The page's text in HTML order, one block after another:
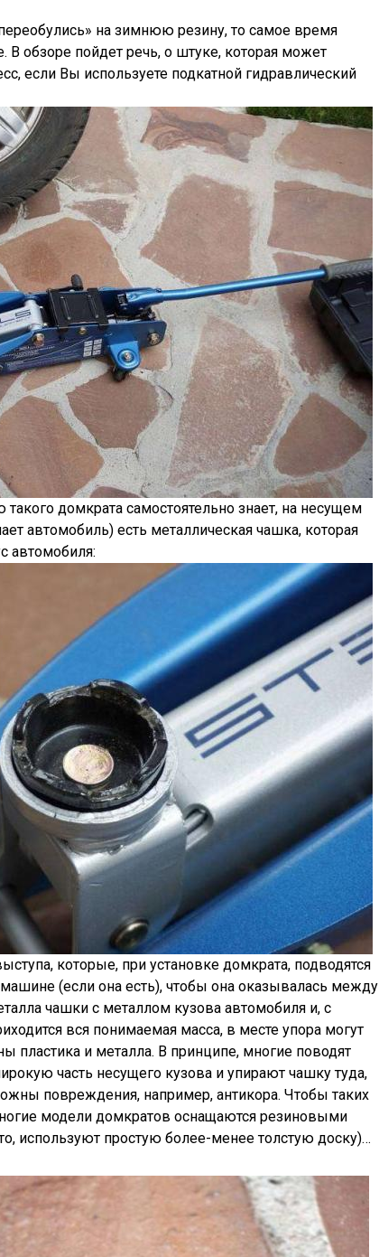
на зимнюю резину, то самое время
В обзоре пойдет речь, о штуке, которая может
если Вы используете подкатной гидравлический
домкрата самостоятельно знает, на несущем
автомобиль) есть металлическая чашка, которая
автомобиля:
которые, при установке домкрата, подводятся
(если она есть), чтобы она оказывалась между
чашки с металлом кузова автомобиля и, с
вся понимаемая масса, в месте упора могут
пластика и металла. В принципе, многие поводят
часть несущего кузова и упирают чашку туда,
повреждения, например, антикора. Чтобы таких
модели домкратов оснащаются резиновыми
используют простую более-менее толстую доску)…